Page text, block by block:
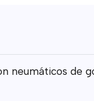
neumáticos de